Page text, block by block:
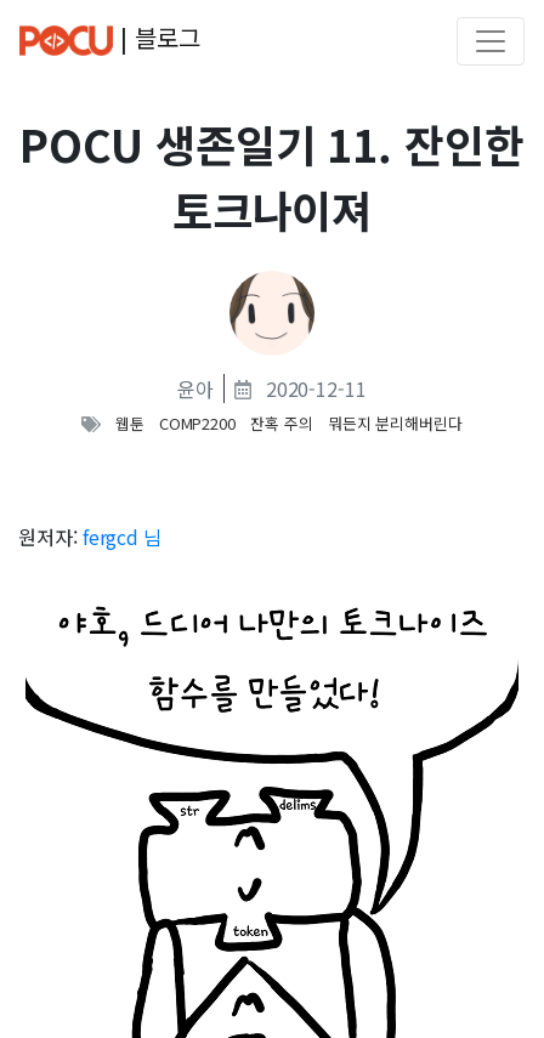
| 블로그
POCU 생존일기 11. 잔인한
토크나이져
윤아 2020-12-11
웹툰 COMP2200 잔혹 주의 뭐든지 분리해버린다
원저자:fergcd 님